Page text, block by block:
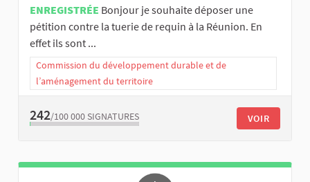
ENREGISTRÉE Bonjour je souhaite déposer une
pétition contre la tuerie de requin à la Réunion. En
effet ils sont ...
Commission du développement durable et de
l’aménagement du territoire
242/100 000 SIGNATURES VOIR